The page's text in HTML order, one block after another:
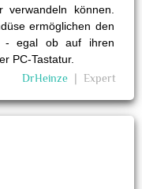
verwandeln können.
ermöglichen den
- egal ob auf ihren
PC-Tastatur.
DrHeinze
Expert